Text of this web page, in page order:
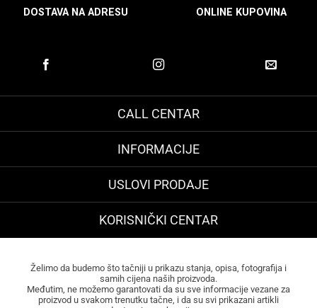
DOSTAVA NA ADRESU ONLINE KUPOVINA
CALL CENTAR
INFORMACIJE
USLOVI PRODAJE
KORISNIČKI CENTAR
Želimo da budemo što tačniji u prikazu stanja, opisa, fotografija i
samih cijena naših proizvoda.
Međutim, ne možemo garantovati da su sve informacije vezane za
proizvod u svakom trenutku tačne, i da su svi prikazani artikli